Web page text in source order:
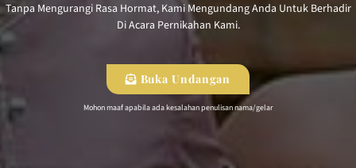
Tanpa Mengurangi Rasa Hormat, Kami Mengundang Anda Untuk Berhadir
Di Acara Pernikahan Kami.
Buka Undangan
Mohon maaf apabila ada kesalahan penulisan nama/gelar